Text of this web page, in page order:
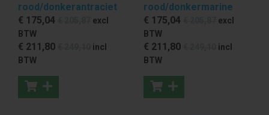
rood/donkerantraciet
€ 175,04
excl
BTW
€ 211 ,80
incl
BTW
rood/donkermarine
€ 175,04
excl
BTW
€ 211 ,80
incl
BTW